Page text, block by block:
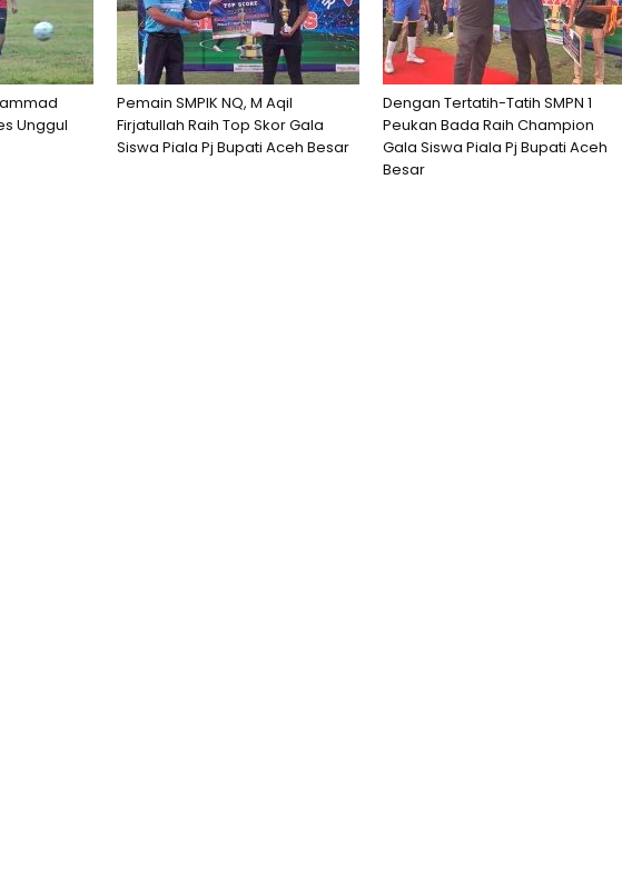
Unggul
Pemain SMPIK NQ, M Aqil
Firjatullah Raih Top Skor Gala
Siswa Piala Pj Bupati Aceh Besar
Dengan Tertatih-Tatih SMPN 1
Peukan Bada Raih Champion
Gala Siswa Piala Pj Bupati Aceh
Besar